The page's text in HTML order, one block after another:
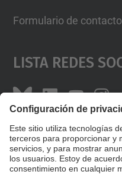
Formulario de contacto
Lista Redes
© UPCEscuela de Doctorado